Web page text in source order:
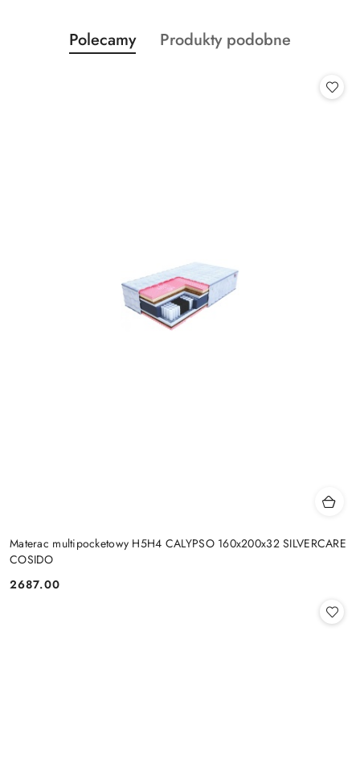
Pomiń karuzelę produktów
Produkty
o
Polecamy
Produkty
Produkty podobne
Materac multipocketowy H5H4 CALYPSO 160x200x32 SILVERCARE
COSIDO
Cena:
2687.00